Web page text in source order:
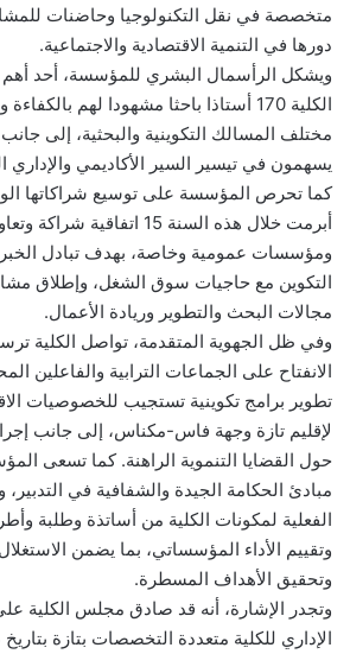
متخصصة في نقل التكنولوجيا وحاضنات
دورها في التنمية الاقتصادية والاجتماعية.
ويشكل الرأسمال البشري للمؤسسة، أحد أهم
الكلية 170 أستاذا باحثا مشهودا لهم
يسهمون في تيسير السير الأكاديمي والإداري
كما تحرص المؤسسة على توسيع شراكاتها
أبرمت خلال هذه السنة 15
ومؤسسات عمومية وخاصة، بهدف تبادل
التكوين مع حاجيات سوق الشغل، وإطلاق
مجالات البحث والتطوير وريادة الأعمال.
وفي ظل الجهوية المتقدمة، تواصل الكلية
الانفتاح على الجماعات الترابية والفاعلين
تطوير برامج تكوينية تستجيب للخصوصيات
لإقليم تازة وجهة فاس-مكناس، إلى جانب
حول القضايا التنموية الراهنة. كما تسعى
مبادئ الحكامة الجيدة والشفافية في التدبير،
الفعلية لمكونات الكلية من أساتذة وطلبة
وتقييم الأداء المؤسساتي، بما يضمن
وتحقيق الأهداف المسطرة.
وتجدر الإشارة، أنه قد صادق مجلس الكلية